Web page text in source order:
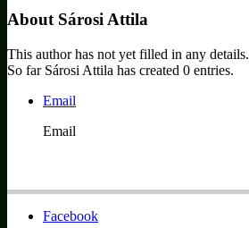
About Sárosi Attila
This author has not yet filled in any details.
So far Sárosi Attila has created 0 entries.
Email
Email
Facebook